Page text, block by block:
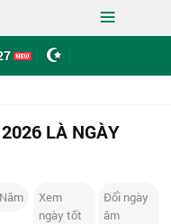
≡
LÀ NGÀY
Xem
ngày tốt
Đổi ngày
âm